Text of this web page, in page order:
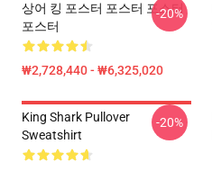
상어 킹 포스터 포스터 포스터
포스터
₩2,728,440 - ₩6,325,020
-20%
King Shark Pullover
Sweatshirt
-20%